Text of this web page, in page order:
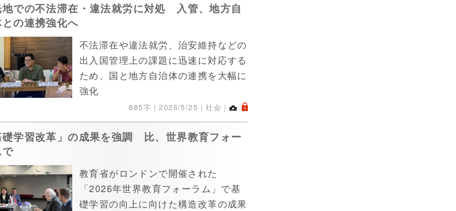
での不法滞在・違法就労に対処 入管、地方自
の連携強化へ
不法滞在や違法就労、治安維持などの
出入国管理上の課題に迅速に対応する
ため、国と地方自治体の連携を大幅に
強化
885字｜2026/5/25 ｜社会｜ .
礎学習改革」の成果を強調 比、世界教育フォー
教育省がロンドンで開催された
「2026年世界教育フォーラム」で基
礎学習の向上に向けた構造改革の成果